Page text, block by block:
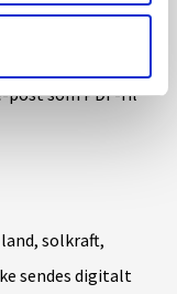
digitalt via Min
meldinger knyttet
post som PDF-fil
solkraft,
sendes digitalt